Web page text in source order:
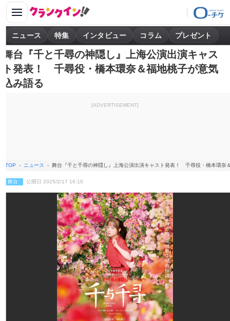
ニュース 特集 インタビュー コラム プレゼント
舞台『千と千尋の神隠し』上海公演出演キャス
ト発表！ 千尋役・橋本環奈＆福地桃子が意気
込み語る
[ADVERTISEMENT]
TOP ニュース 舞台『千と千尋の神隠し』上海公演出演キャスト発表！ 千尋役・橋本環奈
舞台 公開日 2025/2/17 16:10